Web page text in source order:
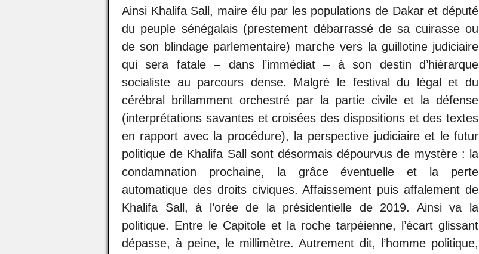
Ainsi Khalifa Sall, maire élu par les populations de Dakar et député
du peuple sénégalais (prestement débarrassé de sa cuirasse ou
de son blindage parlementaire) marche vers la guillotine judiciaire
qui sera fatale – dans l’immédiat – à son destin d’hiérarque
socialiste au parcours dense. Malgré le festival du légal et du
cérébral brillamment orchestré par la partie civile et la défense
(interprétations savantes et croisées des dispositions et des textes
en rapport avec la procédure), la perspective judiciaire et le futur
politique de Khalifa Sall sont désormais dépourvus de mystère : la
condamnation prochaine, la grâce éventuelle et la perte
automatique des droits civiques. Affaissement puis affalement de
Khalifa Sall, à l’orée de la présidentielle de 2019. Ainsi va la
politique. Entre le Capitole et la roche tarpéienne, l’écart glissant
dépasse, à peine, le millimètre. Autrement dit, l’homme politique,